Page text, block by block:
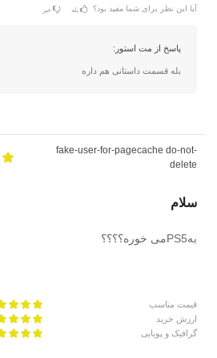
آیا این نظر برای شما مفید بود؟ بله خیر
پاسخ از مت استور:
بله قسمت داستانی هم داره
fake-user-for-pagecache do-not-
delete
سلام
بهPS5می خوره؟؟؟؟
قیمت مناسب
ارزش خرید
گرافیک و پویایی